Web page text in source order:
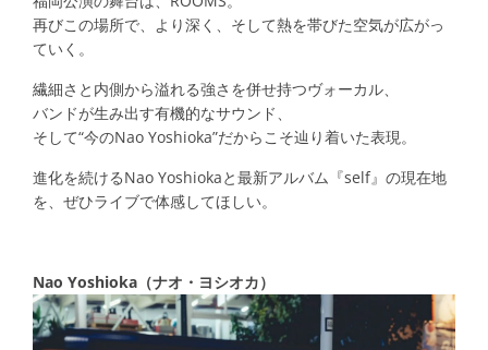
再びこの場所で、より深く、そして熱を帯びた空気が広がっ
ていく。
繊細さと内側から溢れる強さを併せ持つヴォーカル、
バンドが生み出す有機的なサウンド、
そして“今のNao Yoshioka”だからこそ辿り着いた表現。
進化を続けるNao Yoshiokaと最新アルバム『self』の現在地
を、ぜひライブで体感してほしい。
Nao Yoshioka（ナオ・ヨシオカ）